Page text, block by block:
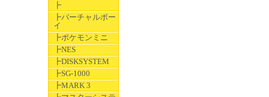
┣
┣バーチャルボー
イ
┣ポケモンミニ
┣NES
┣DISKSYSTEM
┣SG-1000
┣MARK 3